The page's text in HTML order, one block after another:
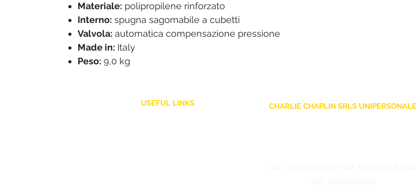
Materiale: polipropilene rinforzato
Interno: spugna sagomabile a cubetti
Valvola: automatica compensazione pressione
Made in: Italy
Peso: 9,0 kg
USEFUL LINKS CHARLIE CHAPLIN SRLS UNIPERSONALE